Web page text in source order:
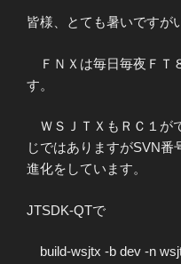
皆様、とても暑いですが
ＦＮＸは毎日毎夜ＦＴ
す。
ＷＳＪＴＸもＲＣ１が
じではありますがSVN番
進化をしています。
JTSDK-QTで
build-wsjtx -b dev -n